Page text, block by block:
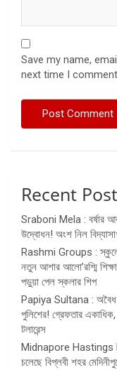
Save my name,
next time I
Recent
Sraboni Mela : বর্ষার
উদ্বোধন! অংশ নিল
Rashmi Groups : স্কুলের
নতুন আশার আলো’রশ্মি
পড়ুয়া পেল স্কলার শিপ
Papiya Sultana : অবৈধ
পুলিশের! গ্রেফতার
টলারেন্স
Midnapore Hastings
চলেছে বিপ্লবী শহর